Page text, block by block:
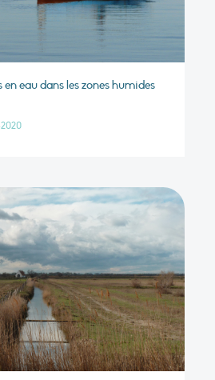
eau dans les zones humides
2020